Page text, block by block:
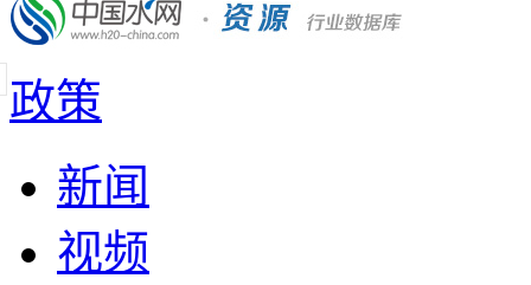
政策
新闻
视频